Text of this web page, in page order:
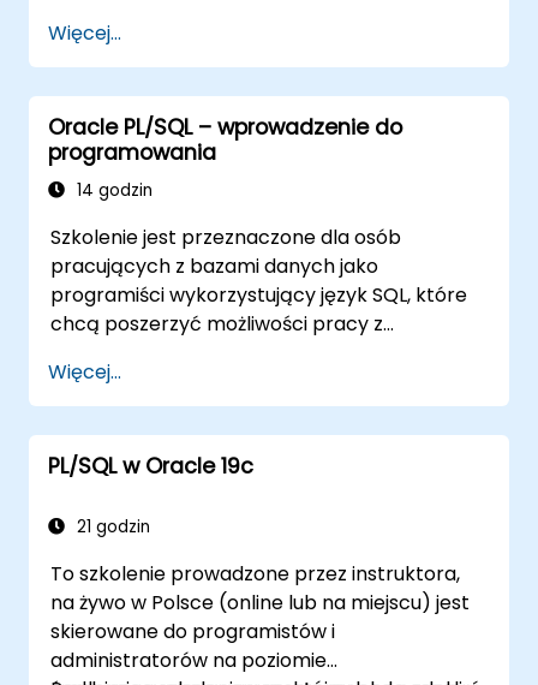
programowe, w tym procedury, funkcje,
pakiety i wyzwalacze, dla modułowych i
skalowalnych aplikacji.
Implementować zaawansowane
struktury danych, takie jak tablice
asocjacyjne, i zarządzać wynikami
Skutecznie obsługiwać błędy i
zabezpieczać kod technikami
szyfrowania, zaciemniania i kompilacji
warunkowej.
Stosować PL/SQL w rzeczywistych
scenariuszach, wykorzystując
zaawansowanych funkcjonalności.
Więcej...
Oracle PL/SQL – wprowadzenie do
programowania
14 godzin
Szkolenie jest przeznaczone dla osób
pracujących z bazami danych jako
programiści wykorzystujący język SQL, które
chcą poszerzyć możliwości pracy z
Więcej...
PL/SQL w Oracle 19c
21 godzin
To szkolenie prowadzone przez instruktora,
na żywo w Polsce (online lub na miejscu) jest
skierowane do programistów i
administratorów na poziomie